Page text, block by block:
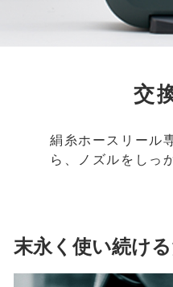
交
絹糸ホースリール
ら、ノズルをしっ
末永く使い続け